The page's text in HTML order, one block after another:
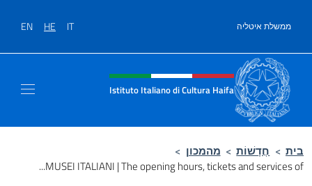
ממשלת איטליה IT
HE
EN
Site header, social and menu
Istituto Italiano di Cultura Haifa
בית > חֲדָשׁוֹת > מהמכון >
MUSEI ITALIANI | The opening hours, tickets and services of...